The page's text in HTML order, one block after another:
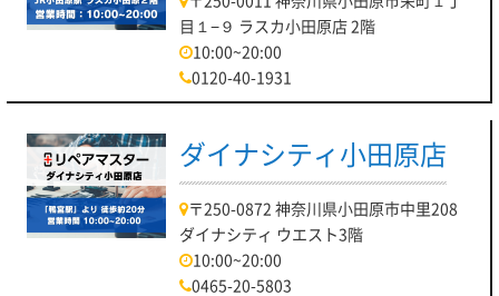
目１−９ ラスカ小田原店 2階
10:00~20:00
0120-40-1931
ダイナシティ小田原店
〒250-0872 神奈川県小田原市中里208
ダイナシティ ウエスト3階
10:00~20:00
0465-20-5803